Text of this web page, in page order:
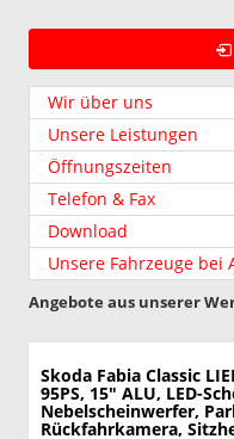
Wir über uns
Unsere Leistungen
Öffnungszeiten
Telefon & Fax
Download
Unsere Fahrzeuge bei
Angebote aus unserer
Skoda Fabia Classic
95PS, 15" ALU, LED-
Nebelscheinwerfer,
Rückfahrkamera,